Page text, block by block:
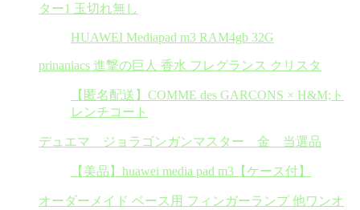
ター1 玉切れ無し
HUAWEI Mediapad m3 RAM4gb 32G
prinaniacs 進撃の巨人 香水 フレグランス クリスタ
【匿名配送】COMME des GARCONS × H&M;ト
レンチコート
デュエマ ジョラゴンガンマスター 金 当選品
【美品】huawei media pad m3【ケース付】
オーダーメイド ベース用 フィンガーランプ 他ワンオ